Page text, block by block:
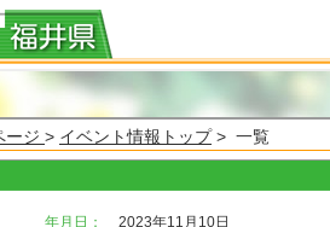
ージ > イベント情報トップ> 一覧
年月日：
2023年11月10日